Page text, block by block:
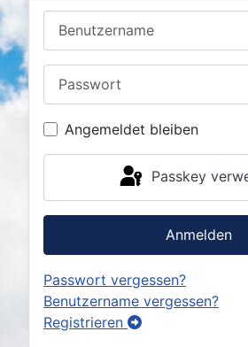
Angemeldet bleiben
Passkey
Anmelden
Passwort vergessen?
Benutzername vergessen?
Registrieren